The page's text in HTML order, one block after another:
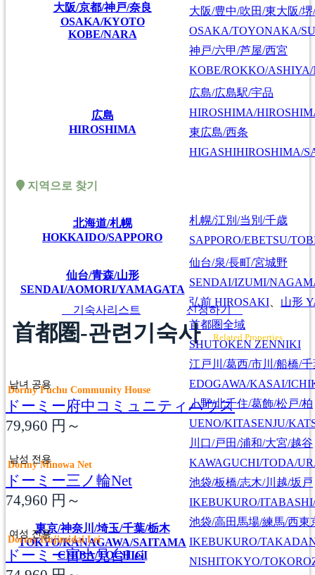
大阪/京都/神戸/奈良
OSAKA/KYOTO
KOBE/NARA
大阪/豊中/吹田/東大阪/
OSAKA/TOYONAKA/
神戸/六甲/芦屋/西宮
KOBE/ROKKO/
広島
HIROSHIMA
広島/広島駅/宇品
HIROSHIMA/
東広島/西条
HIGASHIHIROSHIMA/
지역으로 찾기
北海道/札幌
HOKKAIDO/SAPPORO
札幌/江別/当別/千歳
SAPPORO/EBETSU/
仙台/青森/山形
SENDAI/AOMORI/YAMAGATA
仙台/泉/長町/宮城野
SENDAI/IZUMI/
弘前 HIROSAKI 山形
東京/神奈川/埼玉/千葉/栃木
TOKYO/KANAGAWA/SAITAMA
CHIBA/TOCHIGI
首都圏全域
SHUTOKEN ZENNIKI
江戸川/葛西/市川/船橋/千
EDOGAWA/KASAI/
上野/北千住/葛飾/松戸/柏
UENO/KITASENJU/
川口/戸田/浦和/大宮/越谷
KAWAGUCHI/TODA/
池袋/板橋/志木/川越/坂戸
IKEBUKURO/
池袋/高田馬場/練馬/西東
IKEBUKURO/
NISHITOKYO/
기숙사리스트 신청하기
首都圏-관련기숙사 Related Properties
남녀 공용
Dormy Fuchu Community House
ドーミー府中コミュニティハウス
79,960 円～
남성 전용
Dormy Minowa Net
ドーミー三ノ輪Net
74,960 円～
여성 전용
Dormy Hujimidai Lei
ドーミー富士見台Lei